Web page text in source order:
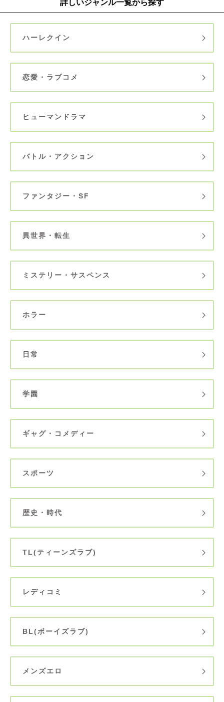
詳しいジャンル一覧から探す
ハーレクイン
恋愛・ラブコメ
ヒューマンドラマ
バトル・アクション
ファンタジー・SF
異世界・転生
ミステリー・サスペンス
ホラー
日常
学園
ギャグ・コメディー
スポーツ
歴史・時代
TL(ティーンズラブ)
レディコミ
BL(ボーイズラブ)
メンズエロ